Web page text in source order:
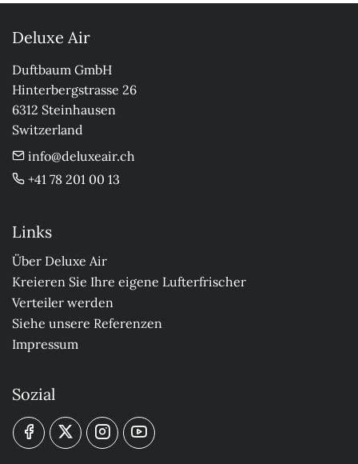
Deluxe Air
Duftbaum GmbH
Hinterbergstrasse 26
6312 Steinhausen
Switzerland
info@deluxeair.ch
+41 78 201 00 13
Links
Über Deluxe Air
Kreieren Sie Ihre eigene Lufterfrischer
Verteiler werden
Siehe unsere Referenzen
Impressum
Sozial